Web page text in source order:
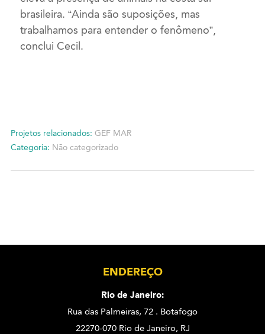
brasileira. “Ainda são suposições, mas
trabalhamos para entender o fenômeno”,
conclui Cecil.
Projetos relacionados: GEF MAR
Categoria: Não categorizado
ENDEREÇO
Rio de Janeiro:
Rua das Palmeiras, 72 . Botafogo
22270-070 Rio de Janeiro, RJ